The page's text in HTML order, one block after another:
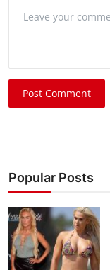
Post Comment
Popular Posts